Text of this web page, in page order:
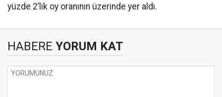
yüzde 2’lik oy oranının üzerinde yer aldı.
HABERE YORUM KAT